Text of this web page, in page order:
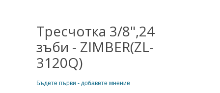
Тресчотка 3/8",24
зъби - ZIMBER(ZL-
3120Q)
Бъдете първи - добавете мнение